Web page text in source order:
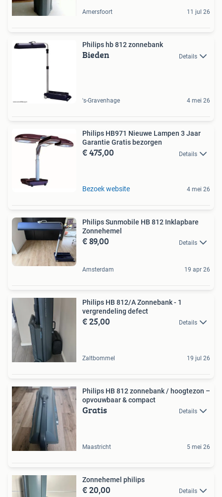
Amersfoort 11 jul 26
Philips hb 812 zonnebank
Bieden Details
's-Gravenhage 4 mei 26
Philips HB971 Nieuwe Lampen 3 Jaar
Garantie Gratis bezorgen
€ 475,00 Details
Bezoek website 4 mei 26
Philips Sunmobile HB 812 Inklapbare
Zonnehemel
€ 89,00 Details
Amsterdam 19 apr 26
Philips HB 812/A Zonnebank - 1
vergrendeling defect
€ 25,00 Details
Zaltbommel 19 jul 26
Philips HB 812 zonnebank / hoogtezon –
opvouwbaar & compact
Gratis Details
Maastricht 5 mei 26
Zonnehemel philips
€ 20,00 Details